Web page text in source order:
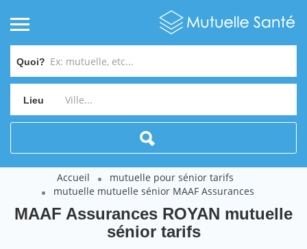
Quoi?
Lieu
Accueil
mutuelle pour sénior tarifs
mutuelle mutuelle sénior MAAF Assurances
MAAF Assurances ROYAN mutuelle
sénior tarifs